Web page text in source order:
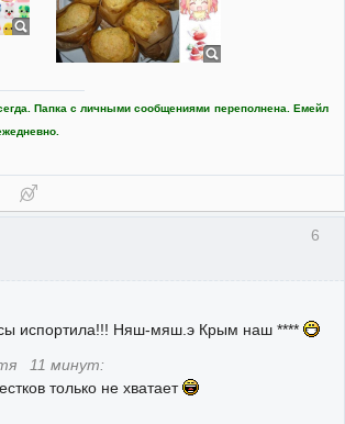
Папка с личными сообщениями переполнена. Емейл
6
испортила!!! Няш-мяш.э Крым наш ****
11 минут:
только не хватает